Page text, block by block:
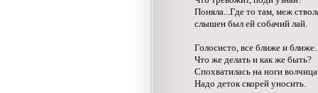
Поняла...Где то там, меж
слышен был ей собачий лай.
Голосисто, все ближе и ближе.
Что же делать и как же быть?
Спохватилась на ноги
Надо деток скорей уносить.